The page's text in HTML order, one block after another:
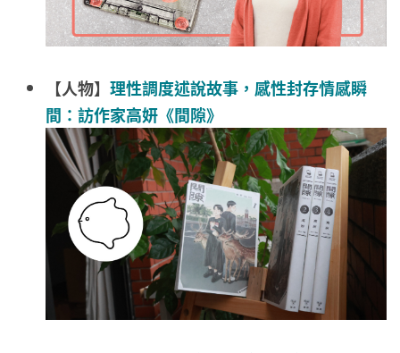
【人物】 理性調度述說故事，感性封存情感瞬
間：訪作家高妍《間隙》